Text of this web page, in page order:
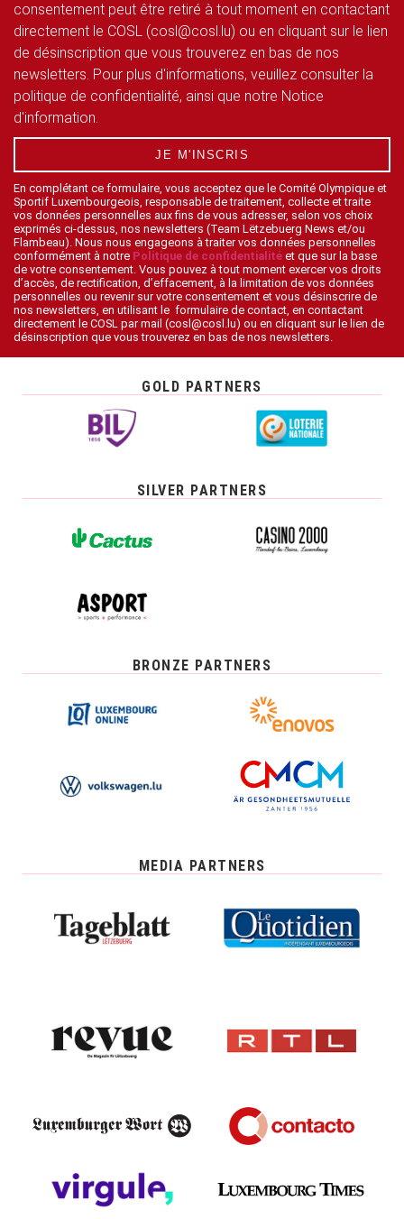
consentement peut être retiré à tout moment en contactant
directement le COSL (cosl@cosl.lu) ou en cliquant sur le lien
de désinscription que vous trouverez en bas de nos
newsletters. Pour plus d'informations, veuillez consulter la
politique de confidentialité, ainsi que notre Notice
d'information.
JE M'INSCRIS
En complétant ce formulaire, vous acceptez que le Comité Olympique et
Sportif Luxembourgeois, responsable de traitement, collecte et traite
vos données personnelles aux fins de vous adresser, selon vos choix
exprimés ci-dessus, nos newsletters (Team Lëtzebuerg News et/ou
Flambeau). Nous nous engageons à traiter vos données personnelles
conformément à notre Politique de confidentialité et que sur la base
de votre consentement. Vous pouvez à tout moment exercer vos droits
d’accès, de rectification, d’effacement, à la limitation de vos données
personnelles ou revenir sur votre consentement et vous désinscrire de
nos newsletters, en utilisant le formulaire de contact, en contactant
directement le COSL par mail (cosl@cosl.lu) ou en cliquant sur le lien de
désinscription que vous trouverez en bas de nos newsletters.
GOLD PARTNERS
SILVER PARTNERS
BRONZE PARTNERS
MEDIA PARTNERS